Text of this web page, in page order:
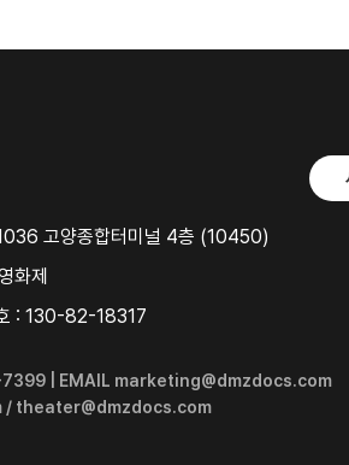
고양종합터미널 4층 (10450)
화제
: 130-82-18317
7399 | EMAIL marketing@dmzdocs.com
/ theater@dmzdocs.com